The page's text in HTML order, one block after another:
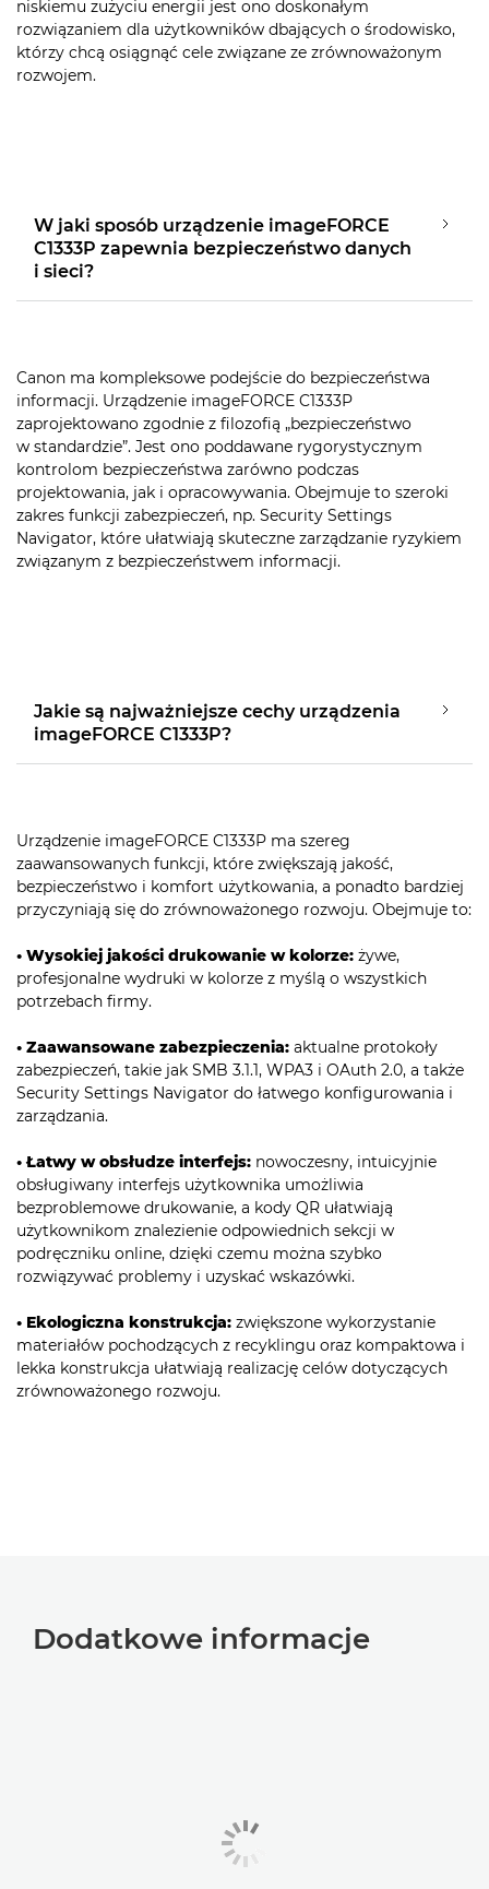
niskiemu zużyciu energii jest ono doskonałym
rozwiązaniem dla użytkowników dbających o środowisko,
którzy chcą osiągnąć cele związane ze zrównoważonym
rozwojem.
W jaki sposób urządzenie imageFORCE
C1333P zapewnia bezpieczeństwo danych
i sieci?
Canon ma kompleksowe podejście do bezpieczeństwa
informacji. Urządzenie imageFORCE C1333P
zaprojektowano zgodnie z filozofią „bezpieczeństwo
w standardzie”. Jest ono poddawane rygorystycznym
kontrolom bezpieczeństwa zarówno podczas
projektowania, jak i opracowywania. Obejmuje to szeroki
zakres funkcji zabezpieczeń, np. Security Settings
Navigator, które ułatwiają skuteczne zarządzanie ryzykiem
związanym z bezpieczeństwem informacji.
Jakie są najważniejsze cechy urządzenia
imageFORCE C1333P?
Urządzenie imageFORCE C1333P ma szereg
zaawansowanych funkcji, które zwiększają jakość,
bezpieczeństwo i komfort użytkowania, a ponadto bardziej
przyczyniają się do zrównoważonego rozwoju. Obejmuje to:
• Wysokiej jakości drukowanie w kolorze: żywe,
profesjonalne wydruki w kolorze z myślą o wszystkich
potrzebach firmy.
• Zaawansowane zabezpieczenia: aktualne protokoły
zabezpieczeń, takie jak SMB 3.1.1, WPA3 i OAuth 2.0, a także
Security Settings Navigator do łatwego konfigurowania i
zarządzania.
• Łatwy w obsłudze interfejs: nowoczesny, intuicyjnie
obsługiwany interfejs użytkownika umożliwia
bezproblemowe drukowanie, a kody QR ułatwiają
użytkownikom znalezienie odpowiednich sekcji w
podręczniku online, dzięki czemu można szybko
rozwiązywać problemy i uzyskać wskazówki.
• Ekologiczna konstrukcja: zwiększone wykorzystanie
materiałów pochodzących z recyklingu oraz kompaktowa i
lekka konstrukcja ułatwiają realizację celów dotyczących
zrównoważonego rozwoju.
Dodatkowe informacje